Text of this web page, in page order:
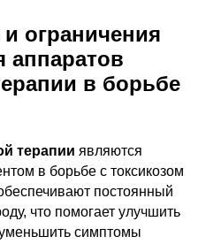
ограничения
аппаратов
в борьбе
терапии являются
в борьбе с токсикозом
постоянный
что помогает улучшить
симптомы